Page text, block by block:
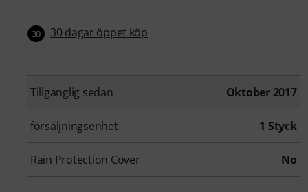
30 30 dagar öppet köp
Tillgänglig sedan Oktober 2017
försäljningsenhet 1 Styck
Rain Protection Cover No